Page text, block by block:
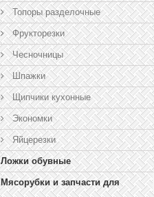
Топоры разделочные
Фрукторезки
Чесночницы
Шпажки
Щипчики кухонные
Экономки
Яйцерезки
Ложки обувные
Мясорубки и запчасти для